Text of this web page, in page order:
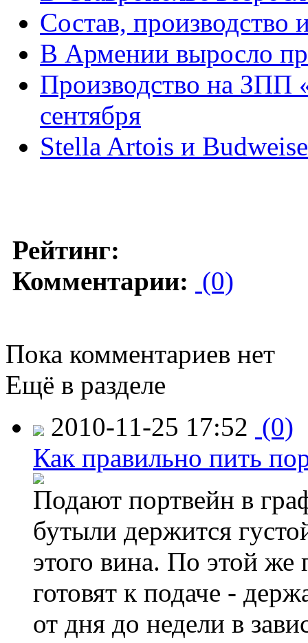
Состав, производство
В Армении выросло
Производство на ЗПП
сентября
Stella Artois и
Рейтинг:
Комментарии: (0)
Пока комментариев нет
Ещё в разделе
2010-11-25 17:52 (0)
Как правильно пить
Подают портвейн в
бутыли держится
этого вина. По этой
готовят к подаче -
от дня до недели в